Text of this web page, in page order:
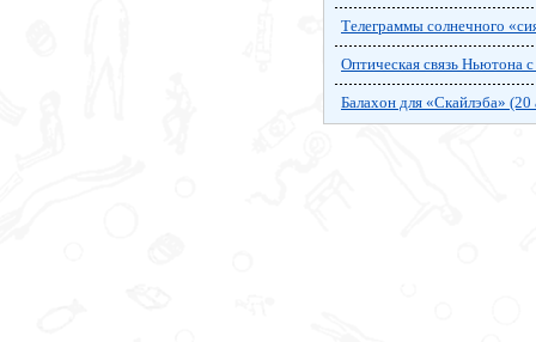
Телеграммы солнечного
Оптическая связь Ньютона
Балахон для «Скайлэба» (20